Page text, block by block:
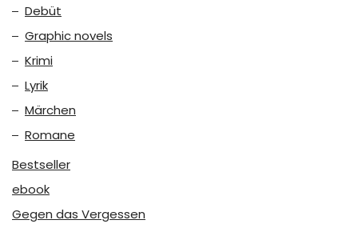
Debüt
Graphic novels
Krimi
Lyrik
Märchen
Romane
Bestseller
ebook
Gegen das Vergessen